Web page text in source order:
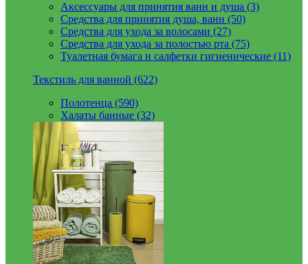
Аксессуары для принятия ванн и душа (3)
Средства для принятия душа, ванн (50)
Средства для ухода за волосами (27)
Средства для ухода за полостью рта (75)
Туалетная бумага и салфетки гигиенические (11)
Текстиль для ванной (622)
Полотенца (590)
Халаты банные (32)